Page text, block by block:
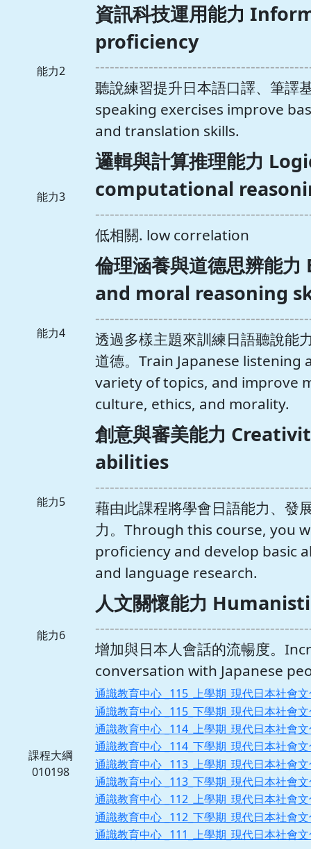
能力2
資訊科技運用能力
proficiency
聽說練習提升日本語口譯、筆譯
speaking exercises improve
and translation skills.
能力3
邏輯與計算推理能力
computational
低相關. low correlation
能力4
倫理涵養與道德思辨能
and moral reasoning
透過多樣主題來訓練日語聽說能
道德。Train Japanese
variety of topics, and improve
culture, ethics, and morality.
能力5
創意與審美能力
abilities
藉由此課程將學會日語能力、發
力。Through this course, you
proficiency and develop basic
and language research.
能力6
人文關懷能力
增加與日本人會話的流暢度。
conversation with Japanese
課程大綱
010198
通識教育中心 _115_上學期_現代日本社會
通識教育中心 _115_下學期_現代日本社會
通識教育中心 _114_上學期_現代日本社會
通識教育中心 _114_下學期_現代日本社會
通識教育中心 _113_上學期_現代日本社會
通識教育中心 _113_下學期_現代日本社會
通識教育中心 _112_上學期_現代日本社會
通識教育中心 _112_下學期_現代日本社會
通識教育中心 _111_上學期_現代日本社會